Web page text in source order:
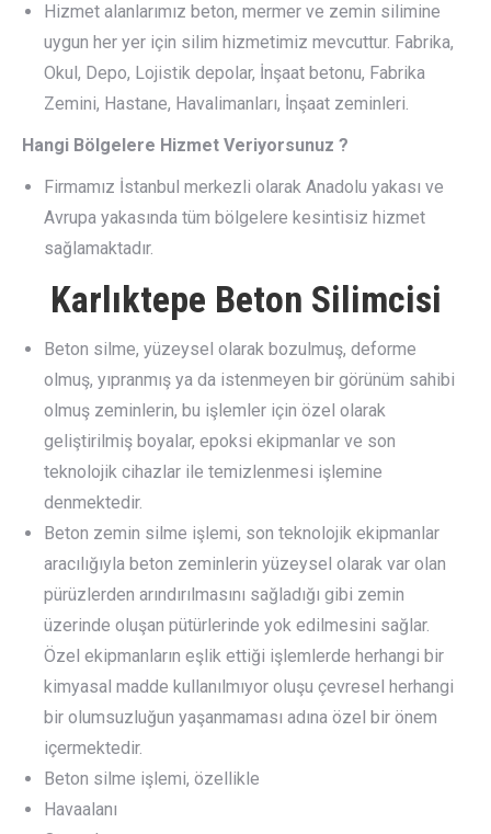
Hizmet alanlarımız beton, mermer ve zemin silimine
uygun her yer için silim hizmetimiz mevcuttur. Fabrika,
Okul, Depo, Lojistik depolar, İnşaat betonu, Fabrika
Zemini, Hastane, Havalimanları, İnşaat zeminleri.
Hangi Bölgelere Hizmet Veriyorsunuz ?
Firmamız İstanbul merkezli olarak Anadolu yakası ve
Avrupa yakasında tüm bölgelere kesintisiz hizmet
sağlamaktadır.
Karlıktepe Beton Silimcisi
Beton silme, yüzeysel olarak bozulmuş, deforme
olmuş, yıpranmış ya da istenmeyen bir görünüm sahibi
olmuş zeminlerin, bu işlemler için özel olarak
geliştirilmiş boyalar, epoksi ekipmanlar ve son
teknolojik cihazlar ile temizlenmesi işlemine
denmektedir.
Beton zemin silme işlemi, son teknolojik ekipmanlar
aracılığıyla beton zeminlerin yüzeysel olarak var olan
pürüzlerden arındırılmasını sağladığı gibi zemin
üzerinde oluşan pütürlerinde yok edilmesini sağlar.
Özel ekipmanların eşlik ettiği işlemlerde herhangi bir
kimyasal madde kullanılmıyor oluşu çevresel herhangi
bir olumsuzluğun yaşanmaması adına özel bir önem
içermektedir.
Beton silme işlemi, özellikle
Havaalanı